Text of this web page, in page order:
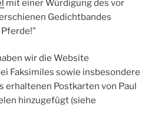
mit einer Würdigung des vor
Gedichtbandes
wir die Website
Faksimiles sowie insbesondere
erhaltenen Postkarten von Paul
hinzugefügt (siehe